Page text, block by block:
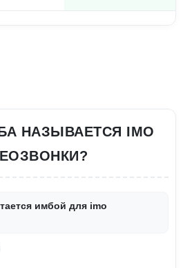
НАЗЫВАЕТСЯ IMO
имбой для imo